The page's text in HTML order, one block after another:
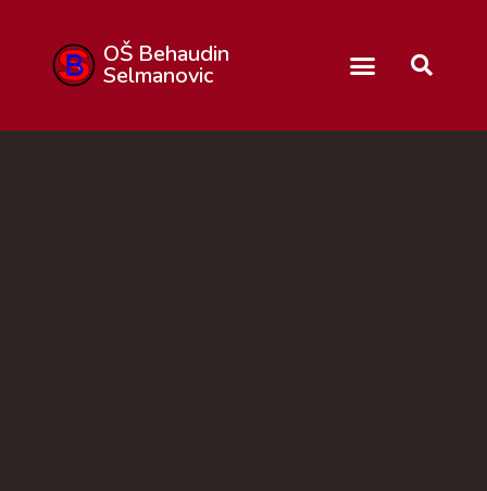
OŠ Behaudin
Selmanovic